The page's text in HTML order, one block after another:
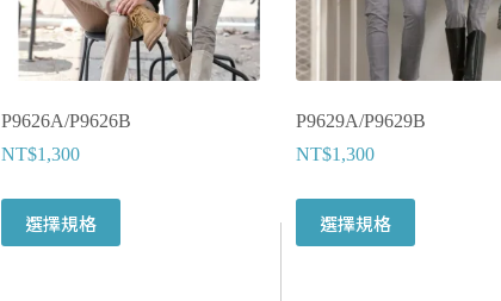
P9626A/P9626B
NT$1,300
選擇規格
產
P9629A/P9629B
NT$1,300
選擇規格
產